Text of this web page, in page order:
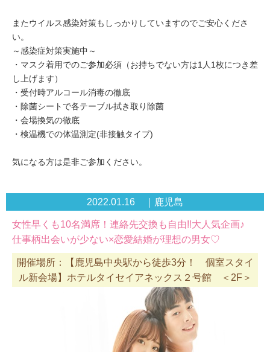
またウイルス感染対策もしっかりしていますのでご安心くださ
い。
～感染症対策実施中～
・マスク着用でのご参加必須（お持ちでない方は1人1枚につき差
し上げます）
・受付時アルコール消毒の徹底
・除菌シートで各テーブル拭き取り除菌
・会場換気の徹底
・検温機での体温測定(非接触タイプ)
気になる方は是非ご参加ください。
2022.01.16 ｜鹿児島
女性早くも10名満席！連絡先交換も自由‼大人気企画♪
仕事柄出会いが少ない×恋愛結婚が理想の男女♡
開催場所：【鹿児島中央駅から徒歩3分！ 個室スタイ
ル新会場】ホテルタイセイアネックス２号館 ＜2F＞